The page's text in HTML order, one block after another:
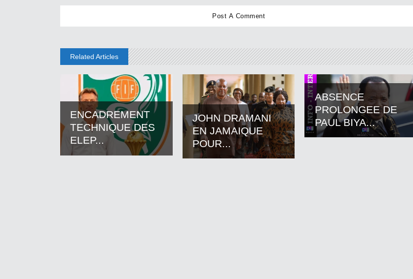
Related Articles
ENCADREMENT
TECHNIQUE DES
ELEP...
JOHN DRAMANI
EN JAMAIQUE
POUR...
ABSENCE
PROLONGEE DE
PAUL BIYA...